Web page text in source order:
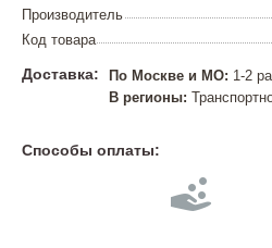
Производитель
Код товара
Доставка: По Москве и МО: 1-2
В регионы:
Способы оплаты: